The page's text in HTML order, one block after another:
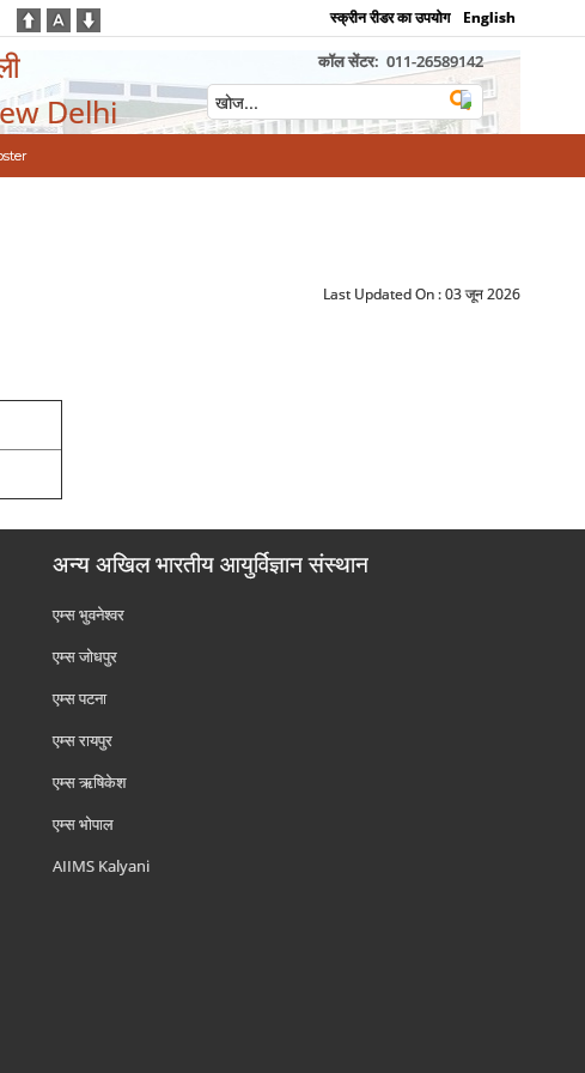
स्क्रीन रीडर का उपयोग English
Delhi
कॉल सेंटर: 011-26589142
Last Updated On :03 जून 2026
अन्य अखिल भारतीय आयुर्विज्ञान संस्थान
एम्‍स भुवनेश्वर
एम्‍स जोधपुर
एम्‍स पटना
एम्‍स रायपुर
एम्‍स ऋषिकेश
एम्‍स भोपाल
AIIMS Kalyani